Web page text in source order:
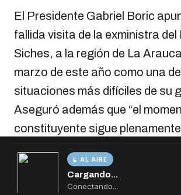
AL AIRE
Cargando...
Conectando...